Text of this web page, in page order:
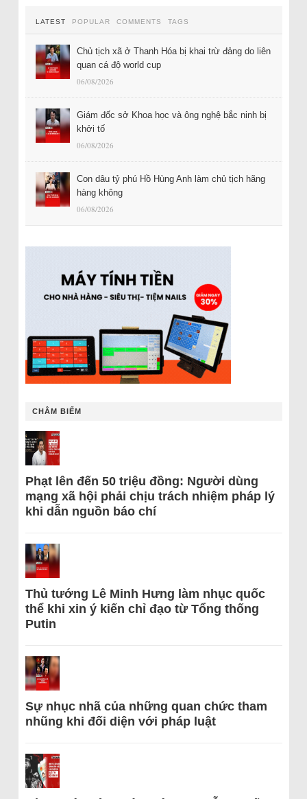
LATEST POPULAR COMMENTS TAGS
Chủ tịch xã ở Thanh Hóa bị khai trừ đảng do liên
quan cá độ world cup
06/08/2026
Giám đốc sở Khoa học và ông nghệ bắc ninh bị
khởi tố
06/08/2026
Con dâu tỷ phú Hồ Hùng Anh làm chủ tịch hãng
hàng không
06/08/2026
CHÂM BIẾM
Phạt lên đến 50 triệu đồng: Người dùng
mạng xã hội phải chịu trách nhiệm pháp lý
khi dẫn nguồn báo chí
Thủ tướng Lê Minh Hưng làm nhục quốc
thể khi xin ý kiến chỉ đạo từ Tổng thống
Putin
Sự nhục nhã của những quan chức tham
nhũng khi đối diện với pháp luật